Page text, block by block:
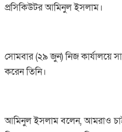
প্রসিকিউটর আমিনুল ইসলাম।
সোমবার (২৯ জুন) নিজ কার্যালয়ে
করেন তিনি।
আমিনুল ইসলাম বলেন, আমরাও